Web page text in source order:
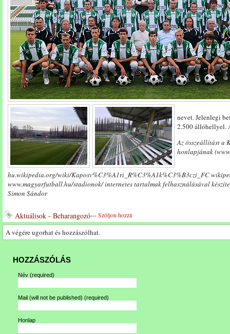
nevet. Jelenlegi
2.500 állóhellyel.
Az összeállítást a
honlapjának
hu.wikipedia.org/wiki/Kaposv%C3%A1ri_R%C3%A1k%C3%B3czi_FC
www.magyarfutball.hu/stadionok/ internetes tartalmak felhasználásával
Simon Sándor
Aktuálisok - Beharangozó---Szóljon hozzá
A végére ugorhat és hozzászólhat.
HOZZÁSZÓLÁS
Név (required)
Mail (will not be published) (required)
Honlap